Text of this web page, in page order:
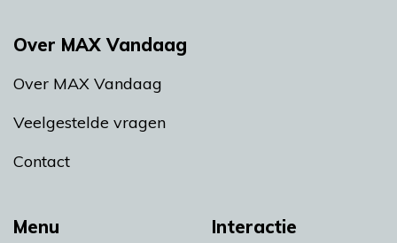
Menu Interactie
Over MAX Vandaag
Over MAX Vandaag
Veelgestelde vragen
Contact